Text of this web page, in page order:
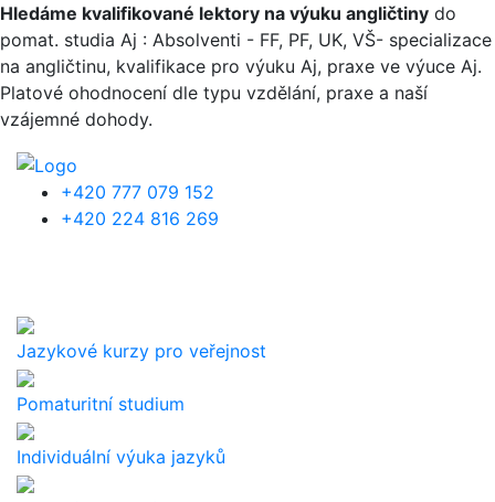
Přejít k hlavnímu obsahu
Hledáme kvalifikované lektory na výuku angličtiny do
pomat. studia Aj : Absolventi - FF, PF, UK, VŠ- specializace
na angličtinu, kvalifikace pro výuku Aj, praxe ve výuce Aj.
Platové ohodnocení dle typu vzdělání, praxe a naší
vzájemné dohody.
+420 777 079 152
+420 224 816 269
Jazykové kurzy pro veřejnost
Pomaturitní studium
Individuální výuka jazyků